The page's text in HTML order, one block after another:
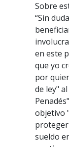
Sobre
“Sin
en este
que yo
por
de ley"
objetivo
sueldo